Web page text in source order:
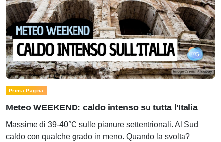
Prima Pagina
Meteo WEEKEND: caldo intenso su tutta l'Italia
Massime di 39-40°C sulle pianure settentrionali. Al Sud
caldo con qualche grado in meno. Quando la svolta?